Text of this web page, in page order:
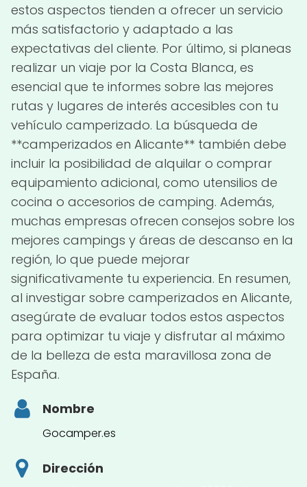
estos aspectos tienden a ofrecer un servicio
más satisfactorio y adaptado a las
expectativas del cliente. Por último, si planeas
realizar un viaje por la Costa Blanca, es
esencial que te informes sobre las mejores
rutas y lugares de interés accesibles con tu
vehículo camperizado. La búsqueda de
**camperizados en Alicante** también debe
incluir la posibilidad de alquilar o comprar
equipamiento adicional, como utensilios de
cocina o accesorios de camping. Además,
muchas empresas ofrecen consejos sobre los
mejores campings y áreas de descanso en la
región, lo que puede mejorar
significativamente tu experiencia. En resumen,
al investigar sobre camperizados en Alicante,
asegúrate de evaluar todos estos aspectos
para optimizar tu viaje y disfrutar al máximo
de la belleza de esta maravillosa zona de
España.
Nombre
Gocamper.es
Dirección